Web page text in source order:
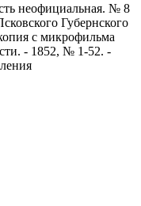
неофициальная. № 8
Губернского
с микрофильма
- 1852, № 1-52. -